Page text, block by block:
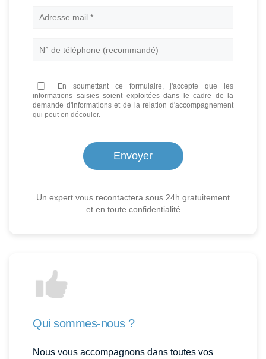
En soumettant ce formulaire, j'accepte que les
informations saisies soient exploitées dans le cadre de la
demande d'informations et de la relation d'accompagnement
qui peut en découler.
Un expert vous recontactera sous 24h gratuitement
et en toute confidentialité
Qui sommes-nous ?
Nous vous accompagnons dans toutes vos